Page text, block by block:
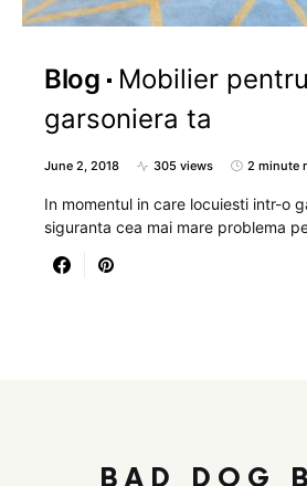
Blog
Mobilier pentru
garsoniera ta
June 2, 2018 305 views 2 minute
In momentul in care locuiesti intr-o
siguranta cea mai mare problema
BAD DOG